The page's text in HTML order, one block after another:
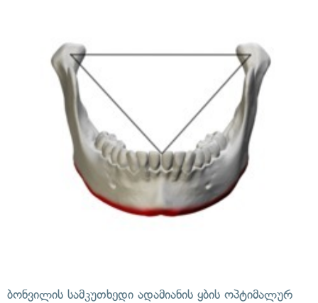
ბონვილის სამკუთხედი ადამიანის ყბის ოპტიმალურ